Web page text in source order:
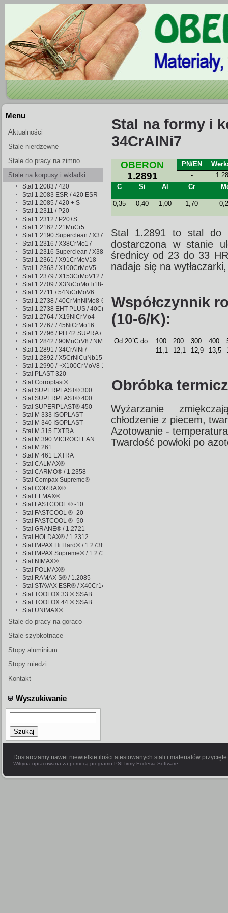
Menu
Aktualności
Stale nierdzewne
Stale do pracy na zimno
Stale na korpusy i wkładki
form wtryskowych
Stal 1.2083 / 420
Stal 1.2083 ESR / 420 ESR
Stal 1.2085 / 420 + S
Stal 1.2311 / P20
Stal 1.2312 / P20+S
Stal 1.2162 / 21MnCr5
Stal 1.2190 Superclean / X37Cr13
Stal 1.2316 / X38CrMo17
Stal 1.2316 Superclean / X38CrMo17
Stal 1.2361 / X91CrMoV18
Stal 1.2363 / X100CrMoV5
Stal 1.2379 / X153CrMoV12 / NC11LV
Stal 1.2709 / X3NiCoMoTi18-9-5
Stal 1.2711 / 54NiCrMoV6
Stal 1.2738 / 40CrMnNiMo8-6-4
Stal 1.2738 EHT PLUS / 40CrMnNiMo8-6-4
Stal 1.2764 / X19NiCrMo4
Stal 1.2767 / 45NiCrMo16
Stal 1.2796 / PH 42 SUPRA / 15NiCuAl12-10-10
Stal 1.2842 / 90MnCrV8 / NMV
Stal 1.2891 / 34CrAlNi7
Stal 1.2892 / X5CrNiCuNb15-5 / 1.2316 mod. / PH X SUPRA
Stal 1.2990 / ~X100CrMoV8-1-1
Stal PLAST 320
Stal Corroplast®
Stal SUPERPLAST® 300
Stal SUPERPLAST® 400
Stal SUPERPLAST® 450
Stal M 333 ISOPLAST
Stal M 340 ISOPLAST
Stal M 315 EXTRA
Stal M 390 MICROCLEAN
Stal M 261
Stal M 461 EXTRA
Stal CALMAX®
Stal CARMO® / 1.2358
Stal Compax Supreme®
Stal CORRAX®
Stal ELMAX®
Stal FASTCOOL ® -10
Stal FASTCOOL ® -20
Stal FASTCOOL ® -50
Stal GRANE® / 1.2721
Stal HOLDAX® / 1.2312
Stal IMPAX Hi Hard® / 1.2738
Stal IMPAX Supreme® / 1.2738
Stal NIMAX®
Stal POLMAX®
Stal RAMAX S® / 1.2085
Stal STAVAX ESR® / X40Cr14
Stal TOOLOX 33 ® SSAB
Stal TOOLOX 44 ® SSAB
Stal UNIMAX®
Stale do pracy na gorąco
Stale szybkotnące
Stopy aluminium
Stopy miedzi
Kontakt
Wyszukiwanie
Szukaj
Stal na formy i
34CrAlNi7
OBERON
1.2891
PN/EN
-
C
Si Al Cr
0,35 0,40 1,00 1,70
Stal 1.2891 to stal do
dostarczona w stanie
średnicy od 23 do 33
nadaje się na
Współczynnik
(10-6/K):
Od 20˚C do: 100 200 300 400
11,1
12,1 12,9 13,5
Obróbka
Wyżarzanie
chłodzenie z piecem,
Azotowanie -
Twardość powłoki po
Dostarczamy nawet niewielkie ilości atestowanych stali i materiałów
Witryna opracowana za pomocą programu PSI firmy Ecclesia Software